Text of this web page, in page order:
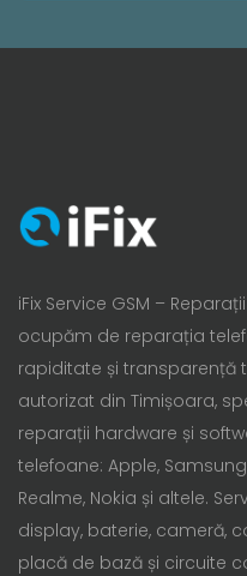
iFix Service GSM –
ocupăm de reparația
rapiditate și transparență
autorizat din Timișoara,
reparații hardware și
telefoane: Apple,
Realme, Nokia și altele.
display, baterie, cameră,
placă de bază și circuite